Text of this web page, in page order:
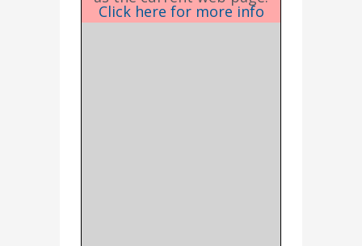
Click here for more info